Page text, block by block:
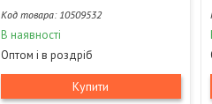
10509532
В наявності
Оптом і в роздріб
Купити